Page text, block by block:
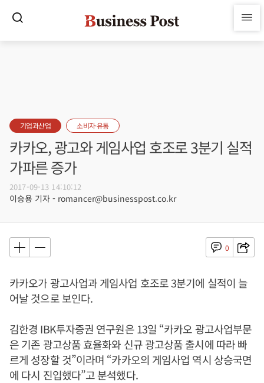
기업과산업 소비자·유통
카카오, 광고와 게임사업 호조로 3분기 실적
가파른 증가
2017-09-13 14:10:12
이승용 기자 - romancer@businesspost.co.kr
0
카카오가 광고사업과 게임사업 호조로 3분기에 실적이 늘
어날 것으로 보인다.
김한경 IBK투자증권 연구원은 13일 “카카오 광고사업부문
은 기존 광고상품 효율화와 신규 광고상품 출시에 따라 빠
르게 성장할 것”이라며 “카카오의 게임사업 역시 상승국면
에 다시 진입했다”고 분석했다.